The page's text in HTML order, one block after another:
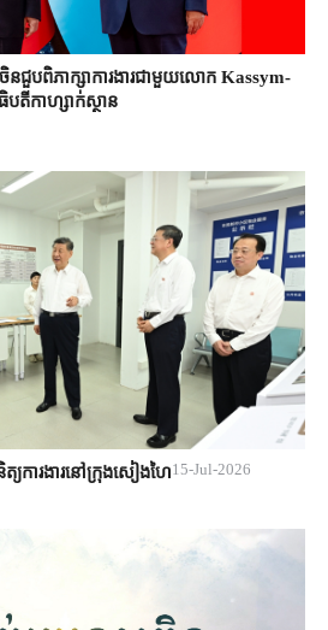
ន​ជួបពិភាក្សា​ការងារជាមួយ​លោក Kassym-
តី​កាហ្សាក់ស្ថាន​
ការងារនៅក្រុងសៀងហៃ15-Jul-2026